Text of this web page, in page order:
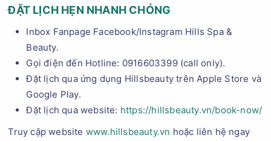
ĐẶT LỊCH HẸN NHANH CHÓNG
Inbox Fanpage Facebook/Instagram Hills Spa &
Beauty.
Gọi điện đến Hotline: 0916603399 (call only).
Đặt lịch qua ứng dụng Hillsbeauty trên Apple Store và
Google Play.
Đặt lịch qua website: https://hillsbeauty.vn/book-now/
Truy cập website www.hillsbeauty.vn hoặc liên hệ ngay